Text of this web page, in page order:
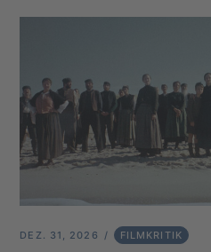
DEZ. 31, 2026 FILMKRITIK